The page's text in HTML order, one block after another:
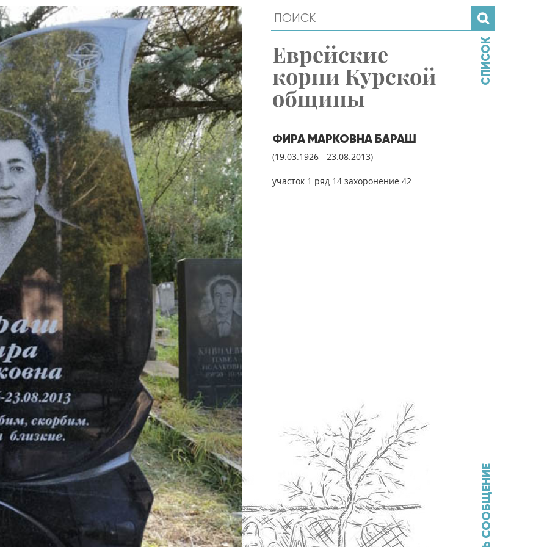
Еврейские
корни Курской
общины
ФИРА МАРКОВНА БАРАШ
(19.03.1926 - 23.08.2013)
участок 1 ряд 14 захоронение 42
СПИСОК